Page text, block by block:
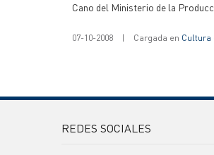
Cano del Ministerio de la
07-10-2008 | Cargada en Cultura
REDES SOCIALES